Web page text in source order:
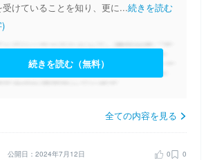
けていることを知り、更に...続きを読む
続きを読む（無料）
全ての内容を見る
公開日：2024年7月12日 0 0